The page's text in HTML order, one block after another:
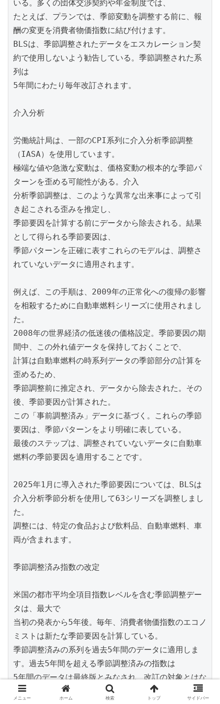
いる。多くの団体交渉契約や年金制度では、
たとえば、プランでは、季節変動を調整する前に、報
酬の変更を消費者物価指数に結び付けます。
BLSは、季節調整されたデータをエスカレーション契
約で使用しないよう勧告している。季節調整された系
列は
5年間にわたり毎年改訂されます。
介入分析
労働統計局は、一部のCPI系列に介入分析季節調整
（IASA）を使用しています。
極端な値や急激な変動は、価格変動の根本的な季節パ
ターンを歪める可能性がある。介入
分析季節調整は、このような異常な出来事によって引
き起こされる歪みを推定し、
季節要因を計算する前にデータから除去される。結果
として得られる季節要因は、
季節パターンを正確に表すこれらのモデルは、調整さ
れていないデータに適用されます。
例えば、この手順は、2009年の正常化への復帰の影響
を相殺するために自動車燃料シリーズに使用されまし
た。
2008年の世界経済の低迷後の価格設定。季節要因の期
間中、この外れ値データを保持しておくことで、
計算は自動車燃料の時系列データの季節部分の計算を
歪めるため、
季節調整前に推定され、データから除去された。その
後、季節要因が計算された。
この「事前調整済み」データに基づく。これらの季節
要因は、季節パターンをより明確に表している。
最後のステップは、調整されていないデータに自動車
燃料の季節要因を適用することです。
2025年1月に導入された季節要因については、BLSは
介入分析季節分析を使用して63シリーズを調整しまし
た。
調整には、特定の食品および飲料品、自動車燃料、車
両が含まれます。
季節調整済み指数の改定
米国の都市平均全項目指数レベルを含む季節調整デー
タは、最大で
当初の発表から5年後。毎年、消費者物価指数のエコノ
ミストは新たな季節要因を計算している。
季節調整済みの系列を過去5年間のデータに適用しま
す。過去5年間を超える季節調整済みの指数は
5年間のデータは最終版とみなされ、改訂の対象とはな
りません。2025年1月については、季節要因が改訂さ
メニュー ホーム 検索 トップ サイドバー